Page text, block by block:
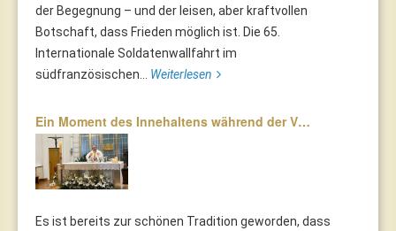
der Begegnung – und der leisen, aber kraftvollen
Botschaft, dass Frieden möglich ist. Die 65.
Internationale Soldatenwallfahrt im
südfranzösischen... Weiterlesen
Ein Moment des Innehaltens während der V…
Es ist bereits zur schönen Tradition geworden, dass